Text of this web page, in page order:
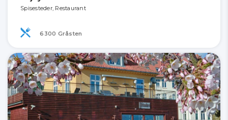
Spisesteder, Restaurant
6300 Gråsten